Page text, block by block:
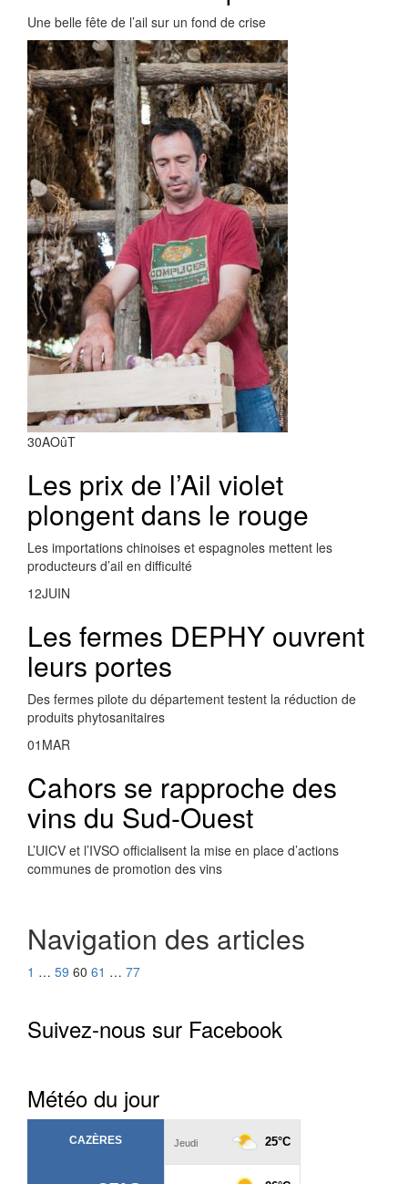
Une belle fête de l’ail sur un fond de crise
30AOûT
Les prix de l’Ail violet
plongent dans le rouge
Les importations chinoises et espagnoles mettent les
producteurs d’ail en difficulté
12JUIN
Les fermes DEPHY ouvrent
leurs portes
Des fermes pilote du département testent la réduction de
produits phytosanitaires
01 MAR
Cahors se rapproche des
vins du Sud-Ouest
L’UICV et l’IVSO officialisent la mise en place d’actions
communes de promotion des vins
Navigation des articles
1 … 59 60 61 … 77
Suivez-nous sur Facebook
Météo du jour